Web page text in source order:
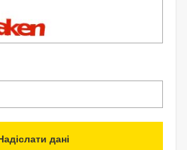
дані